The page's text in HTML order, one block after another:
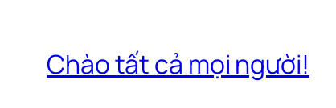
Chào tất cả mọi người!